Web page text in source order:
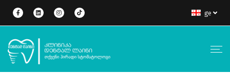
ge